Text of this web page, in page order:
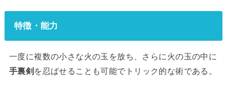
特徴・能力
一度に複数の小さな火の玉を放ち、さらに火の玉の中に
手裏剣 を忍ばせることも可能でトリック的な術である。